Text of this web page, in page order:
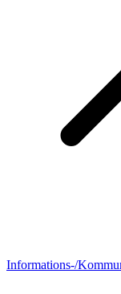
Informations-/